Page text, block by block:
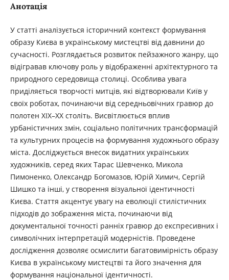
Анотація
У статті аналізується історичний контекст формування
образу Києва в українському мистецтві від давнини до
сучасності. Розглядається розвиток пейзажного жанру, що
відігравав ключову роль у відображенні архітектурного та
природного середовища столиці. Особлива увага
приділяється творчості митців, які відтворювали Київ у
своїх роботах, починаючи від середньовічних гравюр до
полотен XIX–XX століть. Висвітлюється вплив
урбаністичних змін, соціально політичних трансформацій
та культурних процесів на формування художнього образу
міста. Досліджується внесок видатних українських
художників, серед яких Тарас Шевченко, Микола
Пимоненко, Олександр Богомазов, Юрій Химич, Сергій
Шишко та інші, у створення візуальної ідентичності
Києва. Стаття акцентує увагу на еволюції стилістичних
підходів до зображення міста, починаючи від
документальної точності ранніх гравюр до експресивних і
символічних інтерпретацій модерністів. Проведене
дослідження дозволяє осмислити багатовимірність образу
Києва в українському мистецтві та його значення для
формування національної ідентичності.